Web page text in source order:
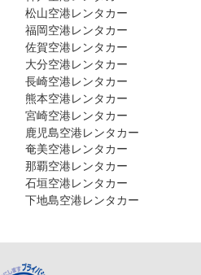
松山空港レンタカー
福岡空港レンタカー
佐賀空港レンタカー
大分空港レンタカー
長崎空港レンタカー
熊本空港レンタカー
宮崎空港レンタカー
鹿児島空港レンタカー
奄美空港レンタカー
那覇空港レンタカー
石垣空港レンタカー
下地島空港レンタカー